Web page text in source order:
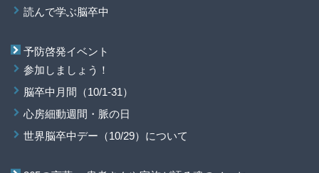
読んで学ぶ脳卒中
予防啓発イベント
参加しましょう！
脳卒中月間（10/1-31）
心房細動週間・脈の日
世界脳卒中デー（10/29）について